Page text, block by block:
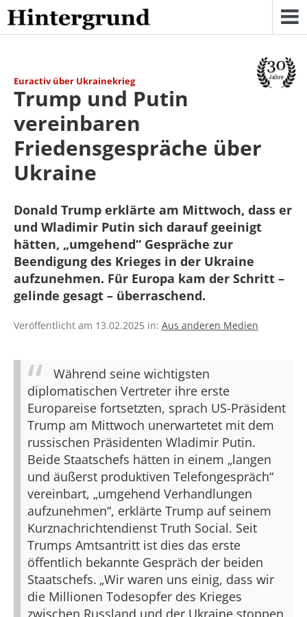
Skip
to
content
Euractiv über Ukrainekrieg
Trump und Putin
vereinbaren
Friedensgespräche über
Ukraine
Donald Trump erklärte am Mittwoch, dass er
und Wladimir Putin sich darauf geeinigt
hätten, „umgehend“ Gespräche zur
Beendigung des Krieges in der Ukraine
aufzunehmen. Für Europa kam der Schritt –
gelinde gesagt – überraschend.
Veröffentlicht am 13.02.2025 in: Aus anderen Medien
Während seine wichtigsten
diplomatischen Vertreter ihre erste
Europareise fortsetzten, sprach US-Präsident
Trump am Mittwoch unerwartetet mit dem
russischen Präsidenten Wladimir Putin.
Beide Staatschefs hätten in einem „langen
und äußerst produktiven Telefongespräch“
vereinbart, „umgehend Verhandlungen
aufzunehmen“, erklärte Trump auf seinem
Kurznachrichtendienst Truth Social. Seit
Trumps Amtsantritt ist dies das erste
öffentlich bekannte Gespräch der beiden
Staatschefs. „Wir waren uns einig, dass wir
die Millionen Todesopfer des Krieges
zwischen Russland und der Ukraine stoppen